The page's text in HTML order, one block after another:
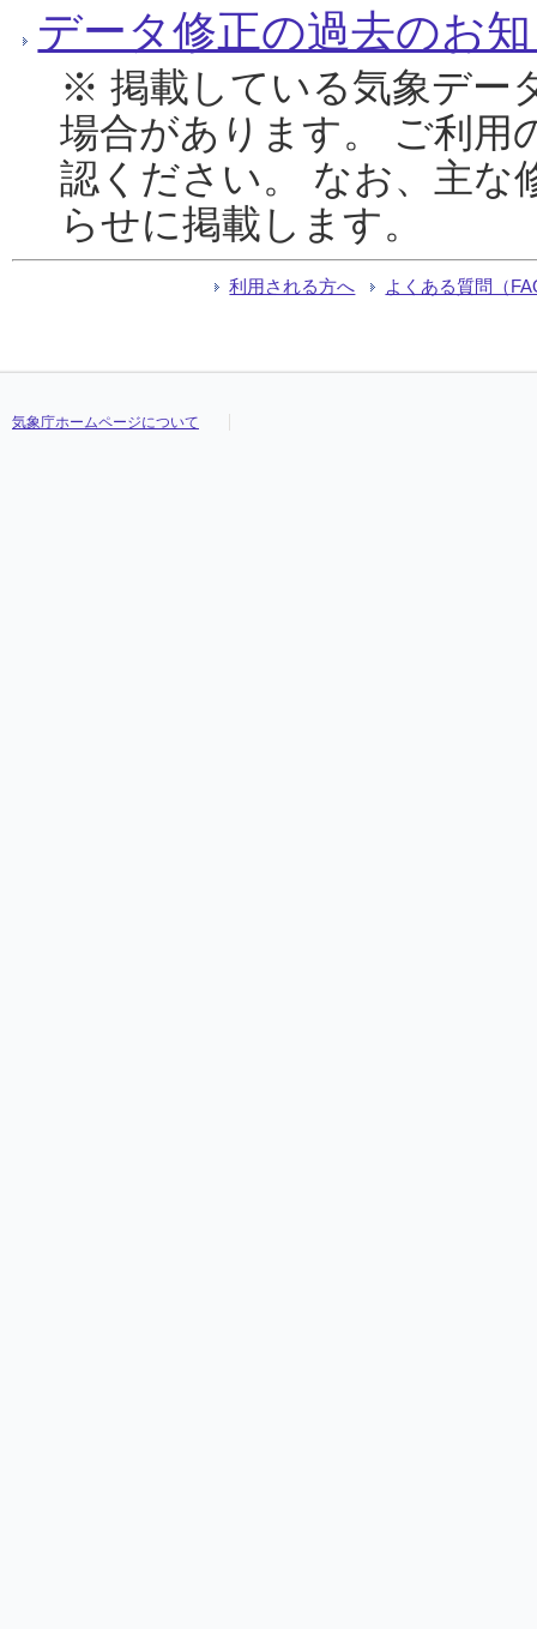
データ修正の過去のお
※ 掲載している気象デー
場合があります。 ご利用
認ください。 なお、主な
らせに掲載します。
利用される方へ よくある質問（
気象庁ホームページについて